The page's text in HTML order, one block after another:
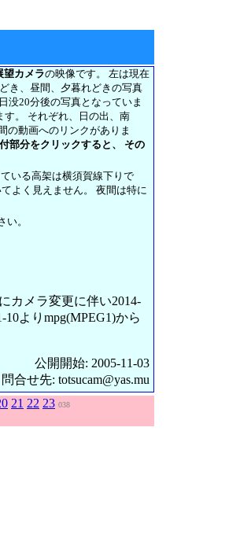
望カメラの映像です。 左は現在
き、昼間、夕暮れどきの写真
没20分後の写真となっていま
す。 それぞれ、日の出、南
の動画へのリンクがありま
部分をクリックすると、 その
いる高架は横須賀線下りで
よく見えません。 夜間は特に
い。
カメラ変更に伴い2014-
よりmpg(MPEG1)から
公開開始: 2005-11-03
問合せ先: totsucam@yas.mu
21 22 23 038